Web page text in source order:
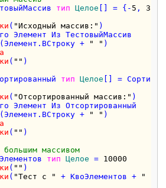
тип Целое [] = {- 5 , 3
( "Исходный массив:" )
Элемент Из ТестовыйМассив
+
" " )
( "" )
тип Целое [] =
( "Отсортированный массив:" )
Элемент Из Отсортированный
+
" " )
( "" )
массивом
тип Целое = 10000
( "" )
( "Тест с " + КвоЭлементов +
"